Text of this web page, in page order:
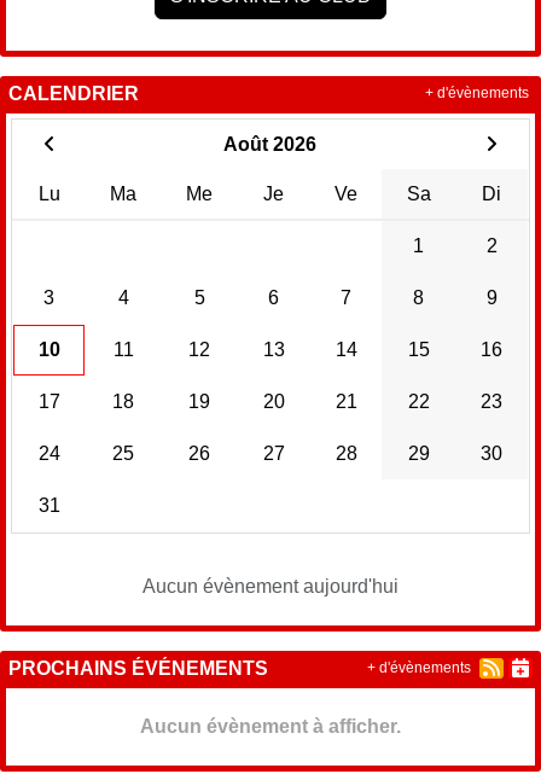
CALENDRIER
Août 2026
Lu Ma Me Je Ve Sa Di
1 2
3 4 5 6 7 8 9
10 11 12 13 14 15 16
17 18 19 20 21 22 23
24 25 26 27 28 29 30
31
Aucun évènement aujourd'hui
+ d'évènements
PROCHAINS ÉVÉNEMENTS
Aucun évènement à afficher.
+ d'évènements